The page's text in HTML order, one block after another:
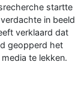
startte
in beeld
verklaard dat
geopperd het
te lekken.